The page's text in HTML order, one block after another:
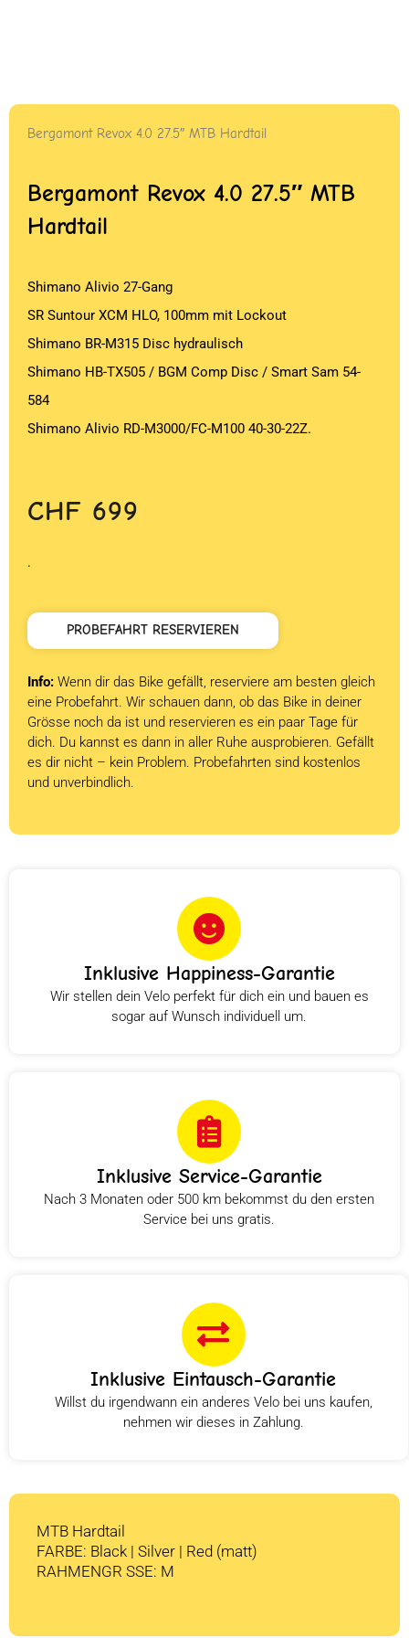
Bergamont Revox 4.0 27.5″ MTB Hardtail
Bergamont Revox 4.0 27.5″ MTB
Hardtail
Shimano Alivio 27-Gang
SR Suntour XCM HLO, 100mm mit Lockout
Shimano BR-M315 Disc hydraulisch
Shimano HB-TX505 / BGM Comp Disc / Smart Sam 54-
584
Shimano Alivio RD-M3000/FC-M100 40-30-22Z.
CHF 699
.
PROBEFAHRT RESERVIEREN
Info: Wenn dir das Bike gefällt, reserviere am besten gleich
eine Probefahrt. Wir schauen dann, ob das Bike in deiner
Grösse noch da ist und reservieren es ein paar Tage für
dich. Du kannst es dann in aller Ruhe ausprobieren. Gefällt
es dir nicht – kein Problem. Probefahrten sind kostenlos
und unverbindlich.
Inklusive Happiness-Garantie
Wir stellen dein Velo perfekt für dich ein und bauen es
sogar auf Wunsch individuell um.
Inklusive Service-Garantie
Nach 3 Monaten oder 500 km bekommst du den ersten
Service bei uns gratis.
Inklusive Eintausch-Garantie
Willst du irgendwann ein anderes Velo bei uns kaufen,
nehmen wir dieses in Zahlung.
MTB Hardtail
FARBE: Black | Silver | Red (matt)
RAHMENGR SSE: M